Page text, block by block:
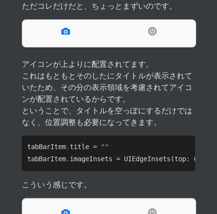
ただコレだけだと、ちょっとまずいのです。
アイコンが上よりに配置されてます。
これはもともとそのしたにタイトルが表示されて
いたため、その分の表示領域を考慮されてアイコ
ンが配置されているからです。
ということで、タイトルを空っぽにするだけでは
なく、位置調整も必要になってきます。
tabBarItem. title =
tabBarItem. imageInsets = UIEdgeInsets(top: 6
こういう感じです。